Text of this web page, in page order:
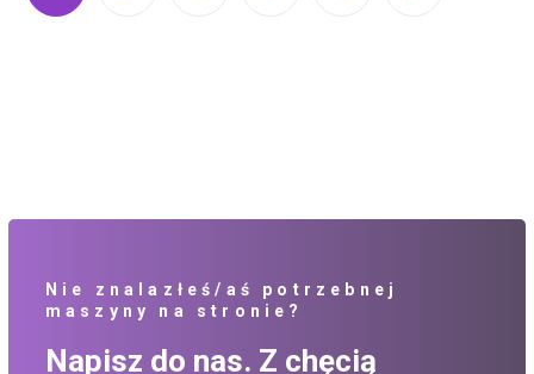
Nie znalazłeś/aś potrzebnej
maszyny na stronie?
Napisz do nas. Z chęcią